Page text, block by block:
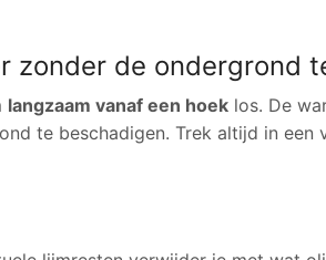
zonder de ondergrond
langzaam vanaf een hoek los. De
te beschadigen. Trek altijd in een